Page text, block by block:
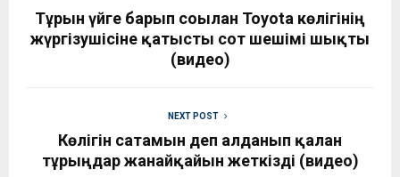
Тұрғын үйге барып соғылған Toyota көлігінің
жүргізушісіне қатысты сот шешімі шықты
(видео)
NEXT POST
Көлігін сатамын деп алданып қалған
тұрғыңдар жанайқайын жеткізді (видео)